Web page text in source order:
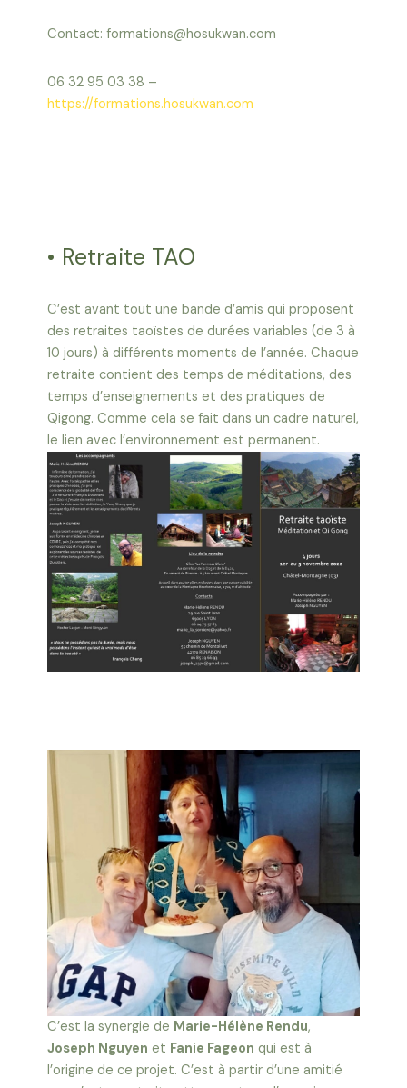
Contact: formations@hosukwan.com
06 32 95 03 38 –
https://formations.hosukwan.com
• Retraite TAO
C’est avant tout une bande d’amis qui proposent
des retraites taoïstes de durées variables (de 3 à
10 jours) à différents moments de l’année. Chaque
retraite contient des temps de méditations, des
temps d’enseignements et des pratiques de
Qigong. Comme cela se fait dans un cadre naturel,
le lien avec l’environnement est permanent.
C’est la synergie de Marie-Hélène Rendu,
Joseph Nguyen et Fanie Fageon qui est à
l’origine de ce projet. C’est à partir d’une amitié